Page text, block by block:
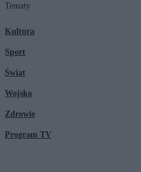
Tematy
Kultura
Sport
Świat
Wojsko
Zdrowie
Program TV